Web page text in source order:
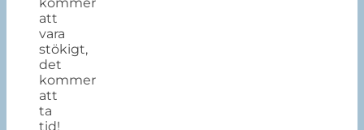
att
vara
stökigt,
det
kommer
att
ta
tid!